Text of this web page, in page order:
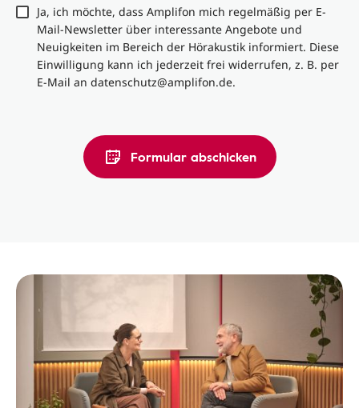
Ja, ich möchte, dass Amplifon mich regelmäßig per E-
Mail-Newsletter über interessante Angebote und
Neuigkeiten im Bereich der Hörakustik informiert. Diese
Einwilligung kann ich jederzeit frei widerrufen, z. B. per
E-Mail an datenschutz@amplifon.de.
Formular abschicken